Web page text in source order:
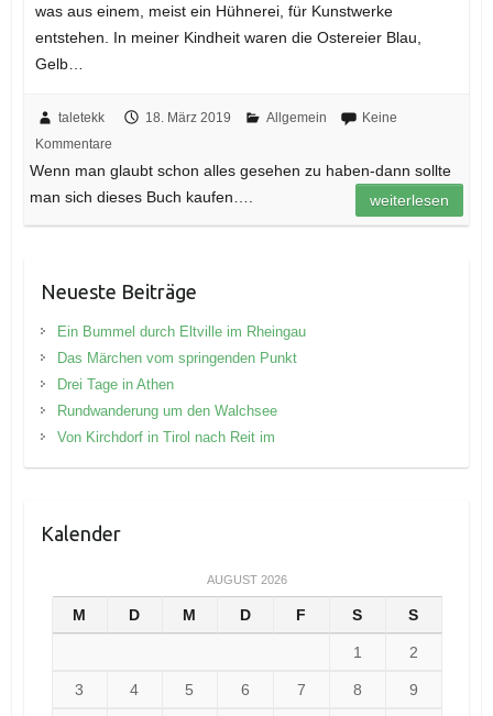
was aus einem, meist ein Hühnerei, für Kunstwerke
entstehen. In meiner Kindheit waren die Ostereier Blau,
Gelb…
taletekk 18. März 2019 Allgemein
Keine
Kommentare
Wenn man glaubt schon alles gesehen zu haben-dann sollte
man sich dieses Buch kaufen….
weiterlesen
Neueste Beiträge
Ein Bummel durch Eltville im Rheingau
Das Märchen vom springenden Punkt
Drei Tage in Athen
Rundwanderung um den Walchsee
Von Kirchdorf in Tirol nach Reit im
Kalender
AUGUST 2026
M D M D F S S
1 2
3 4 5 6 7 8 9